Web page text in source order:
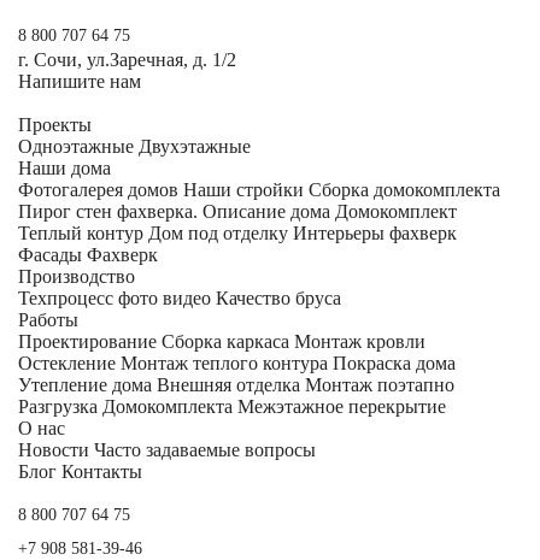
8 800 707 64 75
г. Сочи, ул.Заречная, д. 1/2
Напишите нам
Проекты
Одноэтажные Двухэтажные
Наши дома
Фотогалерея домов Наши стройки Сборка домокомплекта
Пирог стен фахверка. Описание дома Домокомплект
Теплый контур Дом под отделку Интерьеры фахверк
Фасады Фахверк
Производство
Техпроцесс фото видео Качество бруса
Работы
Проектирование Сборка каркаса Монтаж кровли
Остекление Монтаж теплого контура Покраска дома
Утепление дома Внешняя отделка Монтаж поэтапно
Разгрузка Домокомплекта Межэтажное перекрытие
О нас
Новости Часто задаваемые вопросы
Блог Контакты
8 800 707 64 75
+7 908 581-39-46